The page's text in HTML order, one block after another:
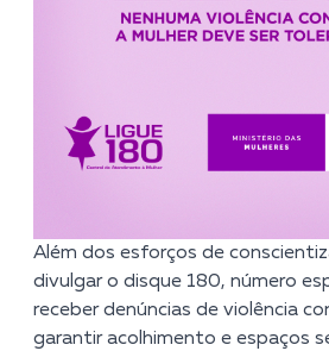
Além dos esforços de
divulgar o disque 180, número
receber denúncias de violência
garantir acolhimento e espaços